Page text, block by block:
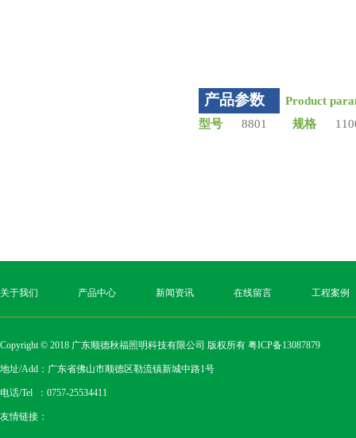
产品参数
Product
型号 8801 规格
关于我们 产品中心 新闻资讯 在线留言 工程案例
Copyright © 2018 广东顺德秋福照明科技有限公司 版权所有 粤ICP备13087879
地址/Add：广东省佛山市顺德区勒流镇新城中路1号
电话/Tel ：0757-25534411
友情链接：